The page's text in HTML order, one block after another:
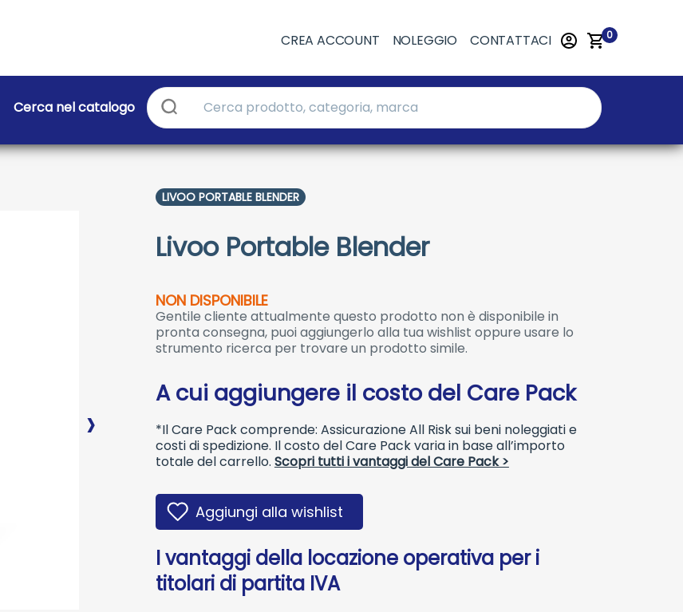
CREA ACCOUNT NOLEGGIO CONTATTACI 0
Cerca nel catalogo
LIVOO PORTABLE BLENDER
Livoo Portable Blender
NON DISPONIBILE
Gentile cliente attualmente questo prodotto non è disponibile in
pronta consegna, puoi aggiungerlo alla tua wishlist oppure usare lo
strumento ricerca per trovare un prodotto simile.
A cui aggiungere il costo del Care Pack
*Il Care Pack comprende: Assicurazione All Risk sui beni noleggiati e
costi di spedizione. Il costo del Care Pack varia in base all’importo
totale del carrello. Scopri tutti i vantaggi del Care Pack >
Aggiungi alla wishlist
I vantaggi della locazione operativa per i
titolari di partita IVA